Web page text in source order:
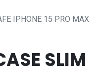
IPHONE 15 PRO MAX
SLIM